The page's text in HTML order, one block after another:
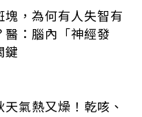
塊，為何有人失智有
醫：腦內「神經發
鍵
天氣熱又燥！乾咳、